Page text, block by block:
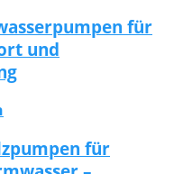
für
und
für